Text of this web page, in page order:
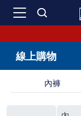
線上購物
內褲